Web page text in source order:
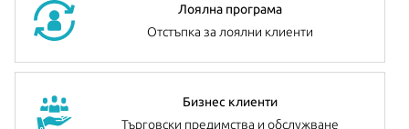
Лоялна програма
Отстъпка за лоялни клиенти
Бизнес клиенти
Търговски предимства и обслужване